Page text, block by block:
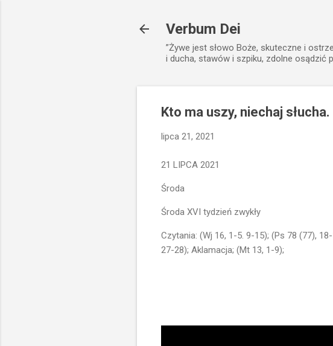
Verbum Dei
”Żywe jest słowo Boże, skuteczne i
i ducha, stawów i szpiku, zdolne osądzić
Kto ma uszy, niechaj słucha.
lipca 21, 2021
21 LIPCA 2021
Środa
Środa XVI tydzień zwykły
Czytania: (Wj 16, 1-5. 9-15); (Ps 78 (77),
27-28); Aklamacja; (Mt 13, 1-9);